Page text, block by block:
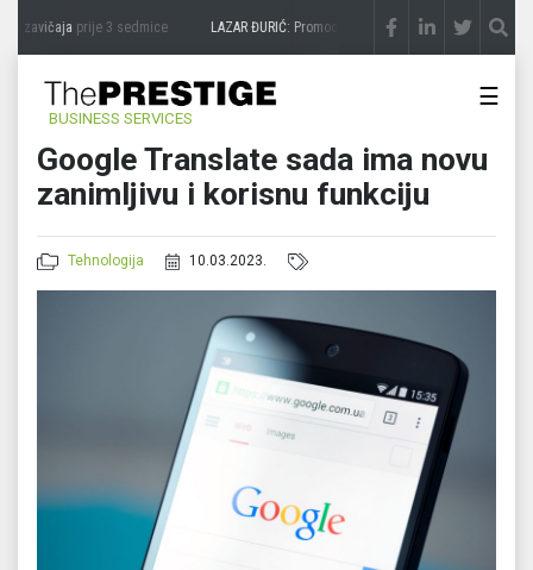
zavičajaprije 3 sedmice LAZAR ĐURIĆ: Promocija potencijal pretvara u
BUSINESS SERVICES
☰
Google Translate sada ima novu
zanimljivu i korisnu funkciju
Tehnologija 10.03.2023.